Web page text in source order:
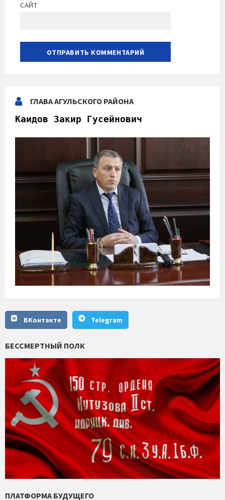
САЙТ
ГЛАВА АГУЛЬСКОГО РАЙОНА
Каидов Закир Гусейнович
ВКонтакте Telegram
БЕССМЕРТНЫЙ ПОЛК
ПЛАТФОРМА БУДУЩЕГО